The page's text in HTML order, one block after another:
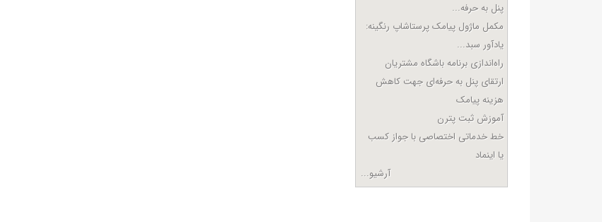
پنل به حرفه...
مکمل ماژول پیامک پرستاشاپ رنگینه:
یادآور سبد...
راه‌اندازی برنامه باشگاه مشتریان
ارتقای پنل به حرفه‌ای جهت کاهش
هزینه پیامک
آموزش ثبت پترن
خط خدماتی اختصاصی با جواز کسب
یا اینماد
آرشیو...